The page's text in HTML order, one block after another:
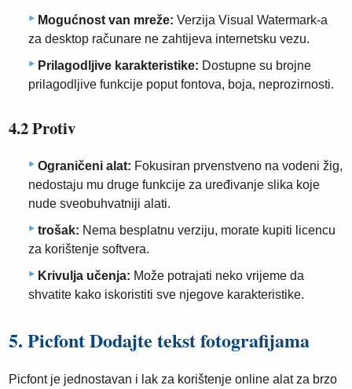
Mogućnost van mreže: Verzija Visual Watermark-a
za desktop računare ne zahtijeva internetsku vezu.
Prilagodljive karakteristike: Dostupne su brojne
prilagodljive funkcije poput fontova, boja, neprozirnosti.
4.2 Protiv
Ograničeni alat: Fokusiran prvenstveno na vodeni žig,
nedostaju mu druge funkcije za uređivanje slika koje
nude sveobuhvatniji alati.
trošak: Nema besplatnu verziju, morate kupiti licencu
za korištenje softvera.
Krivulja učenja: Može potrajati neko vrijeme da
shvatite kako iskoristiti sve njegove karakteristike.
5. Picfont Dodajte tekst fotografijama
Picfont je jednostavan i lak za korištenje online alat za brzo